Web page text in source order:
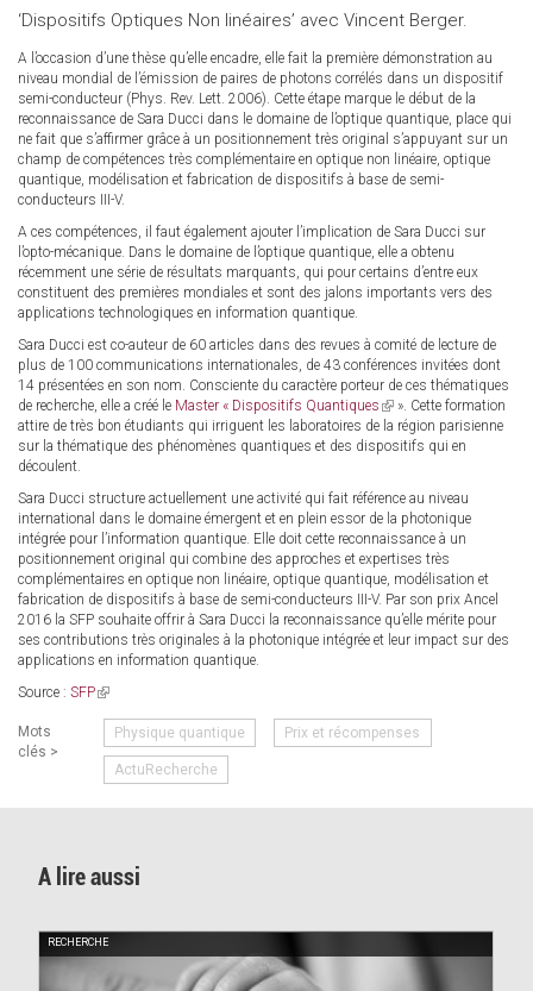
external)
‘Dispositifs Optiques Non linéaires’ avec Vincent Berger.
A l’occasion d’une thèse qu’elle encadre, elle fait la première démonstration au
niveau mondial de l’émission de paires de photons corrélés dans un dispositif
semi-conducteur (Phys. Rev. Lett. 2006). Cette étape marque le début de la
reconnaissance de Sara Ducci dans le domaine de l’optique quantique, place qui
ne fait que s’affirmer grâce à un positionnement très original s’appuyant sur un
champ de compétences très complémentaire en optique non linéaire, optique
quantique, modélisation et fabrication de dispositifs à base de semi-
conducteurs III-V.
A ces compétences, il faut également ajouter l’implication de Sara Ducci sur
l’opto-mécanique. Dans le domaine de l’optique quantique, elle a obtenu
récemment une série de résultats marquants, qui pour certains d’entre eux
constituent des premières mondiales et sont des jalons importants vers des
applications technologiques en information quantique.
Sara Ducci est co-auteur de 60 articles dans des revues à comité de lecture de
plus de 100 communications internationales, de 43 conférences invitées dont
14 présentées en son nom. Consciente du caractère porteur de ces thématiques
de recherche, elle a créé le Master « Dispositifs Quantiques (link
is
external)
». Cette formation
attire de très bon étudiants qui irriguent les laboratoires de la région parisienne
sur la thématique des phénomènes quantiques et des dispositifs qui en
découlent.
Sara Ducci structure actuellement une activité qui fait référence au niveau
international dans le domaine émergent et en plein essor de la photonique
intégrée pour l’information quantique. Elle doit cette reconnaissance à un
positionnement original qui combine des approches et expertises très
complémentaires en optique non linéaire, optique quantique, modélisation et
fabrication de dispositifs à base de semi-conducteurs III-V. Par son prix Ancel
2016 la SFP souhaite offrir à Sara Ducci la reconnaissance qu’elle mérite pour
ses contributions très originales à la photonique intégrée et leur impact sur des
applications en information quantique.
Source : SFP(link
external)
Mots
clés >
Physique quantique Prix et récompenses
ActuRecherche
A lire aussi
RECHERCHE